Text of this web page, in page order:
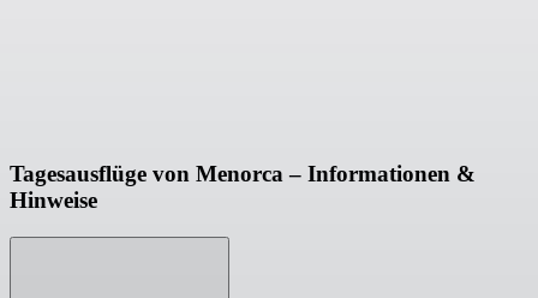
Tagesausflüge von Menorca – Informationen &
Hinweise